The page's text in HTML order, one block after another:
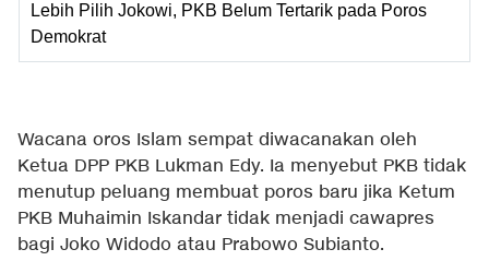
Lebih Pilih Jokowi, PKB Belum Tertarik pada Poros
Demokrat
Wacana oros Islam sempat diwacanakan oleh
Ketua DPP PKB Lukman Edy. Ia menyebut PKB tidak
menutup peluang membuat poros baru jika Ketum
PKB Muhaimin Iskandar tidak menjadi cawapres
bagi Joko Widodo atau Prabowo Subianto.